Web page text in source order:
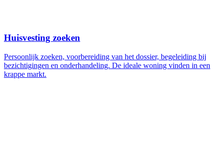
Huisvesting zoeken
Persoonlijk zoeken, voorbereiding van het dossier, begeleiding bij
bezichtigingen en onderhandeling. De ideale woning vinden in een
krappe markt.